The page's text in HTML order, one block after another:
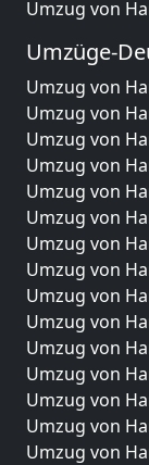
Umzug von
Umzüge-
Umzug von
Umzug von
Umzug von
Umzug von
Umzug von
Umzug von
Umzug von
Umzug von
Umzug von
Umzug von
Umzug von
Umzug von
Umzug von
Umzug von
Umzug von